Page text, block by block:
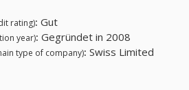
rating): Gut
year): Gegründet in 2008
type of company): Swiss Limited